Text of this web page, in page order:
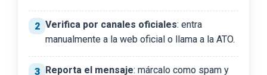
Verifica por canales oficiales: entra
manualmente a la web oficial o llama a la ATO.
Reporta el mensaje: márcalo como spam y